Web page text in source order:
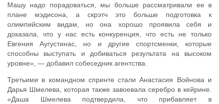
Машу надо порадоваться, мы больше рассматривали ее в
плане мэдисона, а скрэтч это больше подготовка к
олимпийским видам, но она хорошо проявила себя и
доказала, что у нас есть конкуренция, что есть не только
Евгения Аугустинас, но и другие спортсменки, которые
способны выступать и добиваться результата на высоком
уровне», — добавил собеседник агентства.
Третьими в командном спринте стали Анастасия Войнова и
Дарья Шмелева, которая также завоевала серебро в кейрине.
«Даша Шмелева подтвердила, что прибавляет в